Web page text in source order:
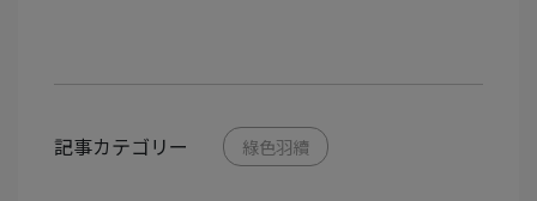
記事カテゴリー 綠色羽續